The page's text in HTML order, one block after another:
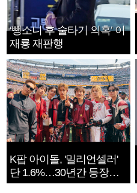
‘뺑소니 후 술타기 의혹’ 이
재룡 재판행
K팝 아이돌, '밀리언셀러'
단 1.6%…30년간 등장
1182개팀 전수조사